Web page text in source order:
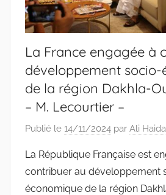
La France engagée à
développement
de la région Dakhla-
– M. Lecourtier –
Publié le 14/11/2024 par Ali
La République Française est
contribuer au développement
économique de la région